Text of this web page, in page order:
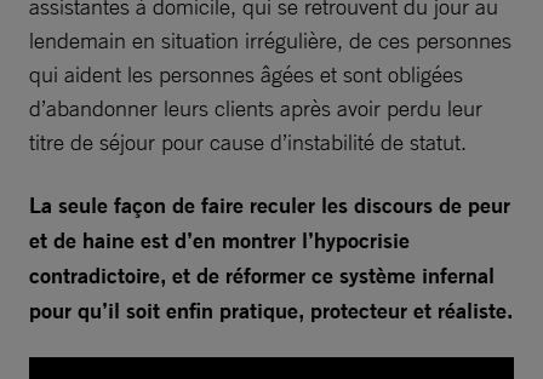
assistantes à domicile, qui se retrouvent du jour au
lendemain en situation irrégulière, de ces personnes
qui aident les personnes âgées et sont obligées
d’abandonner leurs clients après avoir perdu leur
titre de séjour pour cause d’instabilité de statut.
La seule façon de faire reculer les discours de peur
et de haine est d’en montrer l’hypocrisie
contradictoire, et de réformer ce système infernal
pour qu’il soit enfin pratique, protecteur et réaliste.